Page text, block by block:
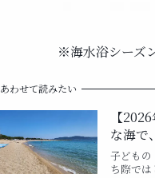
※海水浴シーズ
あわせて読みたい
【
な海で
子ども
ち際で